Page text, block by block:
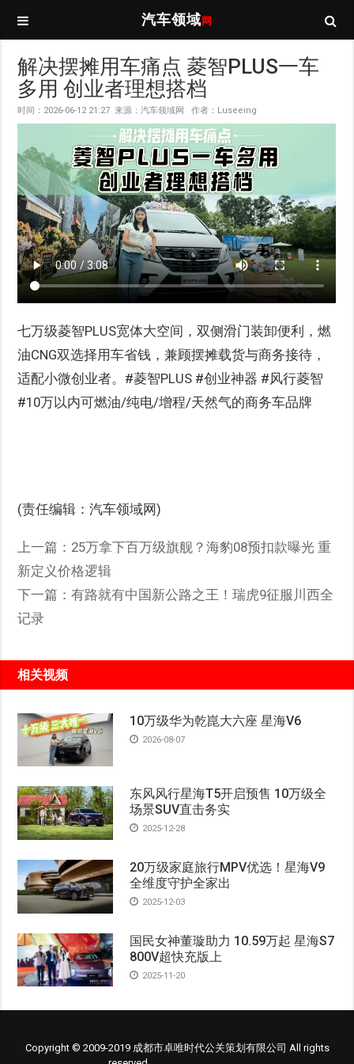
汽车领域 网
解决摆摊用车痛点 菱智PLUS一车
多用 创业者理想搭档
时间：2026-06-12 21:27 来源：汽车领域网 作者：Luseeing
七万级菱智PLUS宽体大空间，双侧滑门装卸便利，燃
油CNG双选择用车省钱，兼顾摆摊载货与商务接待，
适配小微创业者。#菱智PLUS #创业神器 #风行菱智
#10万以内可燃油/纯电/增程/天然气的商务车品牌
(责任编辑：汽车领域网)
上一篇： 25万拿下百万级旗舰？海豹08预扣款曝光 重
新定义价格逻辑
下一篇：有路就有中国新公路之王！瑞虎9征服川西全
记录
相关视频
10万级华为乾崑大六座 星海V6
2026-08-07
东风风行星海T5开启预售 10万级全
场景SUV直击务实
2025-12-28
20万级家庭旅行MPV优选！星海V9
全维度守护全家出
2025-12-03
国民女神董璇助力 10.59万起 星海S7
800V超快充版上
2025-11-20
Copyright © 2009-2019 成都市卓唯时代公关策划有限公司 All rights